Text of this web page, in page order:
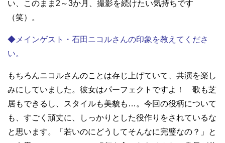
い、このまま2～3か月、撮影を続けたい気持ちです
（笑）。
◆メインゲスト・石田ニコルさんの印象を教えてくださ
い。
もちろんニコルさんのことは存じ上げていて、共演を楽し
みにしていました。彼女はパーフェクトですよ！ 歌も芝
居もできるし、スタイルも美貌も…。今回の役柄について
も、すごく頑丈に、しっかりとした役作りをされているな
と思います。「若いのにどうしてそんなに完璧なの？」と